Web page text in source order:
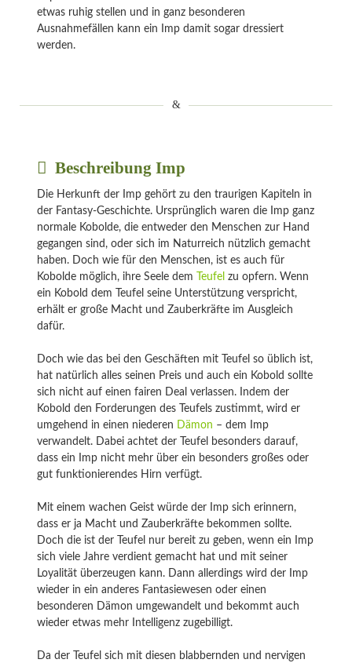
etwas ruhig stellen und in ganz besonderen
Ausnahmefällen kann ein Imp damit sogar dressiert
werden.
Beschreibung Imp
Die Herkunft der Imp gehört zu den traurigen Kapiteln in
der Fantasy-Geschichte. Ursprünglich waren die Imp ganz
normale Kobolde, die entweder den Menschen zur Hand
gegangen sind, oder sich im Naturreich nützlich gemacht
haben. Doch wie für den Menschen, ist es auch für
Kobolde möglich, ihre Seele dem
Teufel zu opfern. Wenn
ein Kobold dem Teufel seine Unterstützung verspricht,
erhält er große Macht und Zauberkräfte im Ausgleich
dafür.
Doch wie das bei den Geschäften mit Teufel so üblich ist,
hat natürlich alles seinen Preis und auch ein Kobold sollte
sich nicht auf einen fairen Deal verlassen. Indem der
Kobold den Forderungen des Teufels zustimmt, wird er
umgehend in einen niederen Dämon – dem Imp
verwandelt. Dabei achtet der Teufel besonders darauf,
dass ein Imp nicht mehr über ein besonders großes oder
gut funktionierendes Hirn verfügt.
Mit einem wachen Geist würde der Imp sich erinnern,
dass er ja Macht und Zauberkräfte bekommen sollte.
Doch die ist der Teufel nur bereit zu geben, wenn ein Imp
sich viele Jahre verdient gemacht hat und mit seiner
Loyalität überzeugen kann. Dann allerdings wird der Imp
wieder in ein anderes Fantasiewesen oder einen
besonderen Dämon umgewandelt und bekommt auch
wieder etwas mehr Intelligenz zugebilligt.
Da der Teufel sich mit diesen blabbernden und nervigen